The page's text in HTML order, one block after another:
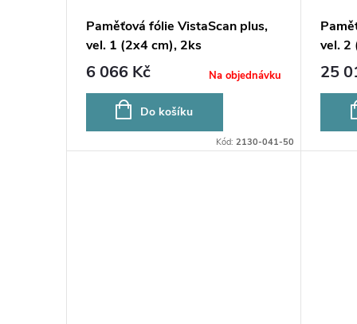
Paměťová fólie VistaScan plus,
vel. 1 (2x4 cm), 2ks
6 066 Kč Na objednávku
Do košíku
Kód:2130-041-50
vel. 2
25